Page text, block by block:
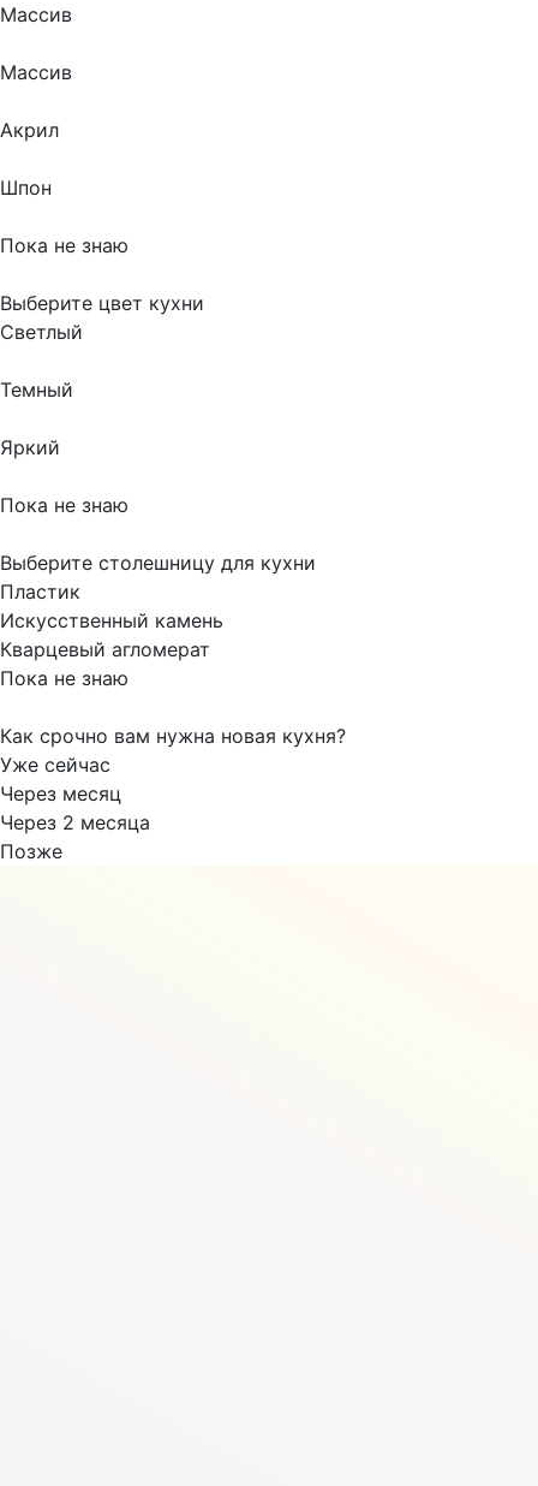
Массив
Массив
Акрил
Шпон
Пока не знаю
Выберите цвет кухни
Светлый
Темный
Яркий
Пока не знаю
Выберите столешницу для кухни
Пластик
Искусственный камень
Кварцевый агломерат
Пока не знаю
Как срочно вам нужна новая кухня?
Уже сейчас
Через месяц
Через 2 месяца
Позже